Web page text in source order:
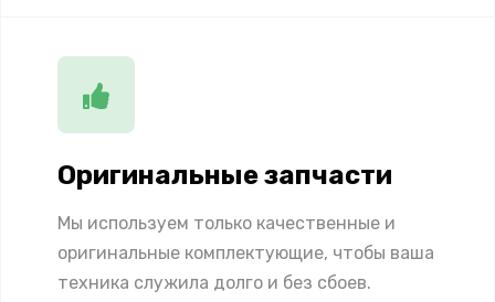
Оригинальные запчасти
Мы используем только качественные и
оригинальные комплектующие, чтобы ваша
техника служила долго и без сбоев.